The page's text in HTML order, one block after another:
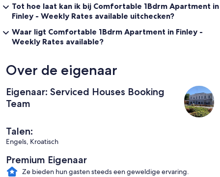
Tot hoe laat kan ik bij Comfortable 1Bdrm Apartment in
Finley - Weekly Rates available uitchecken?
Waar ligt Comfortable 1Bdrm Apartment in Finley -
Weekly Rates available?
Over de eigenaar
Eigenaar: Serviced Houses Booking
Team
Talen:
Engels, Kroatisch
Premium Eigenaar
Ze bieden hun gasten steeds een geweldige ervaring.